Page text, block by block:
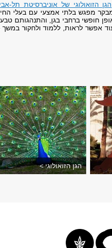
הגן הזואולוגי של אוניברסיטת תל-
של כ-30 דונם, ומזמן למבקר מפגש בלתי אמצעי עם בעלי
חופשי ברחבי בגן, והתנהגותם
אפשר לראות, ללמוד ולחקור במשך
הגן הזואולוגי >